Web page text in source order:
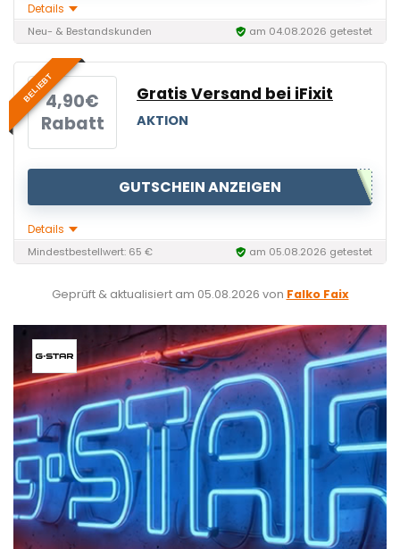
Details
Neu- & Bestandskunden am 04.08.2026 getestet
BELIEBT4,90€
Rabatt
Gratis Versand bei iFixit
AKTION
GUTSCHEIN ANZEIGEN
Details
Mindestbestellwert: 65 € am 05.08.2026 getestet
Geprüft & aktualisiert am 05.08.2026 von Falko Faix